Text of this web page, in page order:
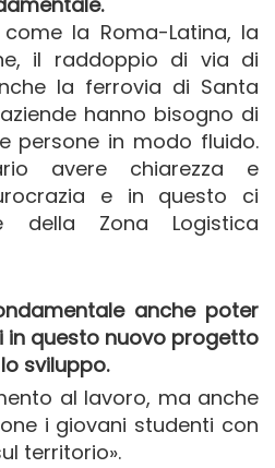
la Roma-Latina, la
il raddoppio di via di
la ferrovia di Santa
hanno bisogno di
persone in modo fluido.
avere chiarezza e
e in questo ci
della Zona Logistica
anche poter
in questo nuovo progetto
sviluppo.
al lavoro, ma anche
i giovani studenti con
territorio».